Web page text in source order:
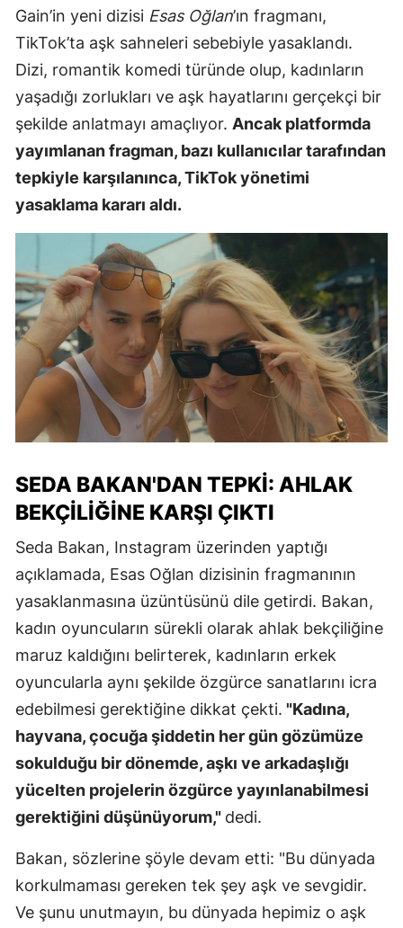
Gain’in yeni dizisi Esas Oğlan’ın fragmanı,
TikTok’ta aşk sahneleri sebebiyle yasaklandı.
Dizi, romantik komedi türünde olup, kadınların
yaşadığı zorlukları ve aşk hayatlarını gerçekçi bir
şekilde anlatmayı amaçlıyor. Ancak platformda
yayımlanan fragman, bazı kullanıcılar tarafından
tepkiyle karşılanınca, TikTok yönetimi
yasaklama kararı aldı.
SEDA BAKAN'DAN TEPKI: AHLAK
BEKÇILIĞINE KARŞI ÇIKTI
Seda Bakan, Instagram üzerinden yaptığı
açıklamada, Esas Oğlan dizisinin fragmanının
yasaklanmasına üzüntüsünü dile getirdi. Bakan,
kadın oyuncuların sürekli olarak ahlak bekçiliğine
maruz kaldığını belirterek, kadınların erkek
oyuncularla aynı şekilde özgürce sanatlarını icra
edebilmesi gerektiğine dikkat çekti. "Kadına,
hayvana, çocuğa şiddetin her gün gözümüze
sokulduğu bir dönemde, aşkı ve arkadaşlığı
yücelten projelerin özgürce yayınlanabilmesi
gerektiğini düşünüyorum," dedi.
Bakan, sözlerine şöyle devam etti: "Bu dünyada
korkulmaması gereken tek şey aşk ve sevgidir.
Ve şunu unutmayın, bu dünyada hepimiz o aşk